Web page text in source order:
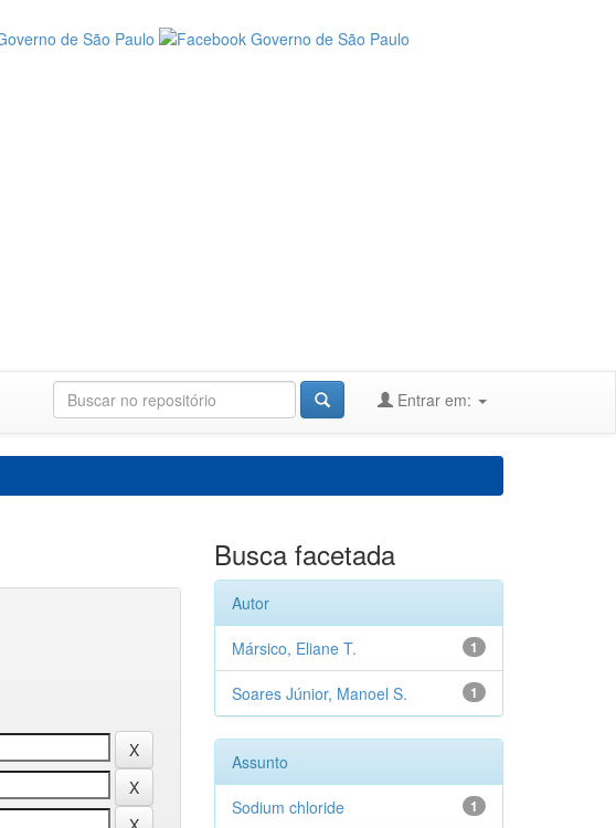
Entrar em:
Busca facetada
Autor
1
Mársico, Eliane T.
1
Soares Júnior, Manoel S.
Assunto
1
Sodium chloride